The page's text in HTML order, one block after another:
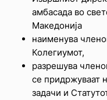
амбасада во
Македонија
наименува
Колегиумот,
разрешува
се придржуваат
задачи и